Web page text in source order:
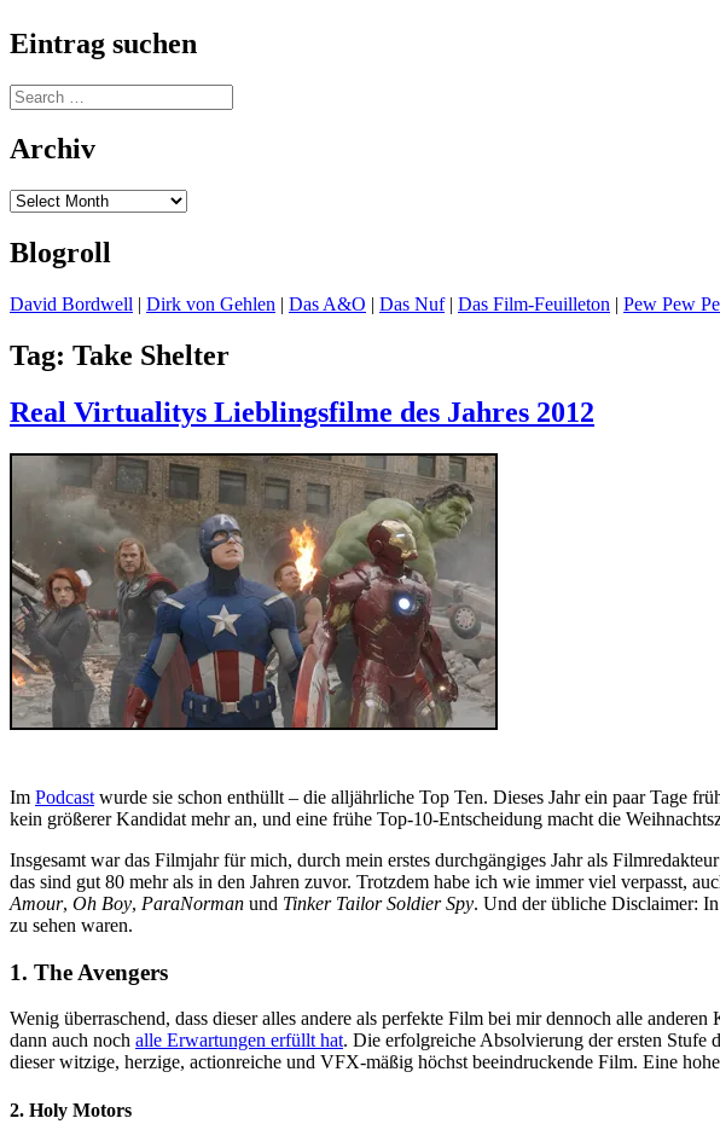
Eintrag suchen
Search
for:
Archiv
Archiv
Blogroll
David Bordwell | Dirk von Gehlen | Das A&O | Das Nuf| Das Film-Feuilleton | Pew Pew
Tag: Take Shelter
Real Virtualitys Lieblingsfilme des Jahres 2012
Im Podcast wurde sie schon enthüllt – die alljährliche Top Ten. Dieses Jahr ein paar Tage
kein größerer Kandidat mehr an, und eine frühe Top-10-Entscheidung macht die
Insgesamt war das Filmjahr für mich, durch mein erstes durchgängiges Jahr als
das sind gut 80 mehr als in den Jahren zuvor. Trotzdem habe ich wie immer viel verpasst,
Amour, Oh Boy, ParaNorman und Tinker Tailor Soldier Spy. Und der übliche Disclaimer:
zu sehen waren.
1. The Avengers
Wenig überraschend, dass dieser alles andere als perfekte Film bei mir dennoch alle
dann auch noch alle Erwartungen erfüllt hat. Die erfolgreiche Absolvierung der ersten Stufe
dieser witzige, herzige, actionreiche und VFX-mäßig höchst beeindruckende Film. Eine
2. Holy Motors